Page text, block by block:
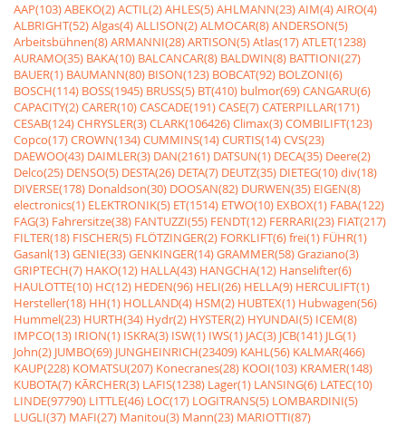
AAP(103)ABEKO(2)ACTIL(2)AHLES(5)AHLMANN(23)AIM(4)AIRO(4)
ALBRIGHT(52)Algas(4)ALLISON(2)ALMOCAR(8)ANDERSON(5)
Arbeitsbühnen(8)ARMANNI(28)ARTISON(5)Atlas(17)ATLET(1238)
AURAMO(35) BAKA(10) BALCANCAR(8) BALDWIN(8) BATTIONI(27)
BAUER(1) BAUMANN(80) BISON(123) BOBCAT(92) BOLZONI(6)
BOSCH(114) BOSS(1945) BRUSS(5) BT(410) bulmor(69)CANGARU(6)
CAPACITY(2)CARER(10)CASCADE(191)CASE(7)CATERPILLAR(171)
CESAB(124)CHRYSLER(3)CLARK(106426)Climax(3)COMBILIFT(123)
Copco(17)CROWN(134)CUMMINS(14)CURTIS(14)CVS(23)
DAEWOO(43) DAIMLER(3) DAN(2161) DATSUN(1) DECA(35) Deere(2)
Delco(25) DENSO(5) DESTA(26) DETA(7) DEUTZ(35) DIETEG(10)div(18)
DIVERSE(178) Donaldson(30) DOOSAN(82) DURWEN(35) EIGEN(8)
electronics(1) ELEKTRONIK(5) ET(1514) ETWO(10) EXBOX(1) FABA(122)
FAG(3) Fahrersitze(38) FANTUZZI(55) FENDT(12) FERRARI(23) FIAT(217)
FILTER(18) FISCHER(5) FLÖTZINGER(2) FORKLIFT(6)frei(1) FÜHR(1)
Gasanl(13)GENIE(33)GENKINGER(14)GRAMMER(58)Graziano(3)
GRIPTECH(7) HAKO(12) HALLA(43) HANGCHA(12) Hanselifter(6)
HAULOTTE(10) HC(12) HEDEN(96) HELI(26) HELLA(9) HERCULIFT(1)
Hersteller(18) HH(1) HOLLAND(4) HSM(2) HUBTEX(1) Hubwagen(56)
Hummel(23) HURTH(34) Hydr(2) HYSTER(2) HYUNDAI(5) ICEM(8)
IMPCO(13) IRION(1) ISKRA(3) ISW(1) IWS(1) JAC(3) JCB(141) JLG(1)
John(2) JUMBO(69) JUNGHEINRICH(23409) KAHL(56) KALMAR(466)
KAUP(228) KOMATSU(207) Konecranes(28) KOOI(103) KRAMER(148)
KUBOTA(7) KÃRCHER(3) LAFIS(1238) Lager(1) LANSING(6) LATEC(10)
LINDE(97790) LITTLE(46) LOC(17) LOGITRANS(5) LOMBARDINI(5)
LUGLI(37) MAFI(27) Manitou(3) Mann(23) MARIOTTI(87)